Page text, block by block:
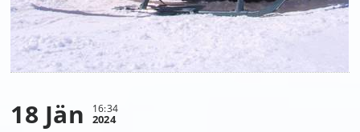
18 Jän 16:34
2024